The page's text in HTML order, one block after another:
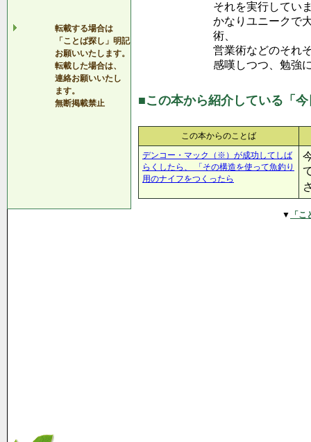
転載する場合は
「ことば探し」明記
お願いいたします。
転載した場合は、
連絡お願いいたし
ます。
無断掲載禁止
それを実行してい
かなりユニークで
術、
営業術などのそれ
感嘆しつつ、勉強
■この本から紹介している「
この本からのことば
デンコー・マック（※）が成功してしば
らくしたら、 「その構造を使って魚釣り
用のナイフをつくったら
▼ 「